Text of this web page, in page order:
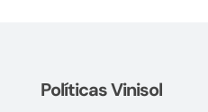
Políticas Vinisol